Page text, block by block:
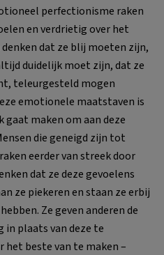
perfectionisme raken
en verdrietig over het
dat ze blij moeten zijn,
duidelijk moet zijn, dat ze
teleurgesteld mogen
emotionele maatstaven is
maken om aan deze
die geneigd zijn tot
eerder van streek door
dat ze deze gevoelens
ze piekeren en staan ze erbij
Ze geven anderen de
plaats van deze te
het beste van te maken –